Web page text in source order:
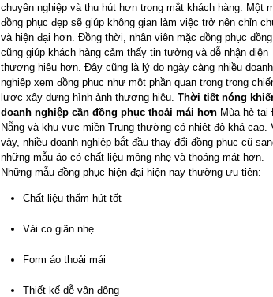
chuyên nghiệp và thu hút hơn trong mắt khách hàng. Một
đồng phục đẹp sẽ giúp không gian làm việc trở nên chỉn
và hiện đại hơn. Đồng thời, nhân viên mặc đồng phục
cũng giúp khách hàng cảm thấy tin tưởng và dễ nhận diện
thương hiệu hơn. Đây cũng là lý do ngày càng nhiều doanh
nghiệp xem đồng phục như một phần quan trọng trong
lược xây dựng hình ảnh thương hiệu. Thời tiết nóng
doanh nghiệp cần đồng phục thoải mái hơn Mùa hè tại
Nẵng và khu vực miền Trung thường có nhiệt độ khá cao.
vậy, nhiều doanh nghiệp bắt đầu thay đổi đồng phục cũ
những mẫu áo có chất liệu mỏng nhẹ và thoáng mát hơn.
Những mẫu đồng phục hiện đại hiện nay thường ưu tiên:
Chất liệu thấm hút tốt
Vải co giãn nhẹ
Form áo thoải mái
Thiết kế dễ vận động